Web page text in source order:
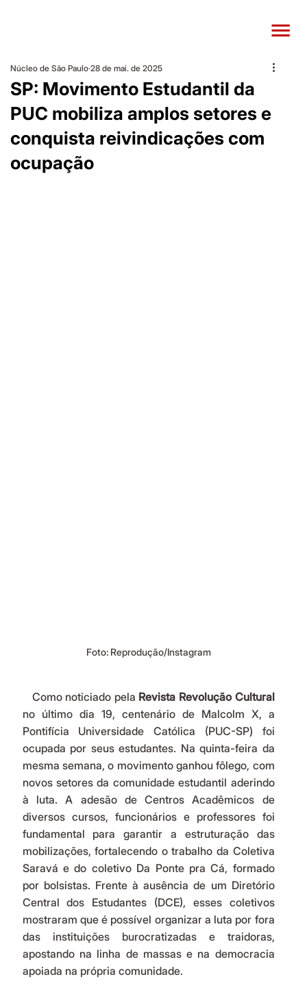
SP: Movimento Estudantil da
PUC mobiliza amplos setores e
conquista reivindicações com
ocupação
Núcleo de São Paulo 28 de mai. de 2025
Foto: Reprodução/Instagram
   Como noticiado pela
Revista Revolução Cultural
no último dia 19, centenário de Malcolm X, a
Pontifícia Universidade Católica (PUC-SP) foi
ocupada por seus estudantes. Na quinta-feira da
mesma semana, o movimento ganhou fôlego, com
novos setores da comunidade estudantil aderindo
à luta. A adesão de Centros Acadêmicos de
diversos cursos, funcionários e professores foi
fundamental para garantir a estruturação das
mobilizações, fortalecendo o trabalho da Coletiva
Saravá e do coletivo Da Ponte pra Cá, formado
por bolsistas. Frente à ausência de um Diretório
Central dos Estudantes (DCE), esses coletivos
mostraram que é possível organizar a luta por fora
das instituições burocratizadas e traidoras,
apostando na linha de massas e na democracia
apoiada na própria comunidade.